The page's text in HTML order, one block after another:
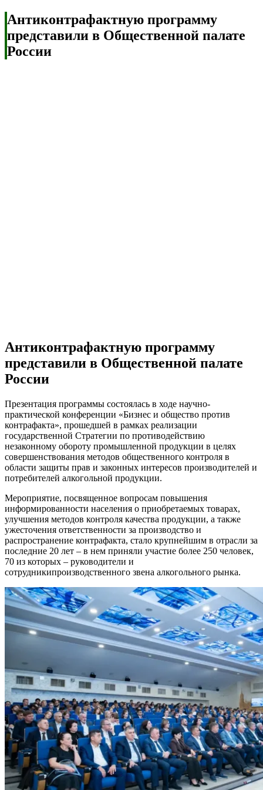
Антиконтрафактную программу
представили в Общественной палате
России
Антиконтрафактную программу
представили в Общественной палате
России
Презентация программы состоялась в ходе научно-
практической конференции «Бизнес и общество против
контрафакта», прошедшей в рамках реализации
государственной Стратегии по противодействию
незаконному обороту промышленной продукции в целях
совершенствования методов общественного контроля в
области защиты прав и законных интересов производителей и
потребителей алкогольной продукции.
Мероприятие, посвященное вопросам повышения
информированности населения о приобретаемых товарах,
улучшения методов контроля качества продукции, а также
ужесточения ответственности за производство и
распространение контрафакта, стало крупнейшим в отрасли за
последние 20 лет – в нем приняли участие более 250 человек,
70 из которых – руководители и
сотрудникипроизводственного звена алкогольного рынка.